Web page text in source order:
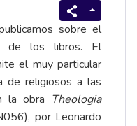
sobre el
de los libros. El
el muy particular
de religiosos a las
la obra Theologia
por Leonardo